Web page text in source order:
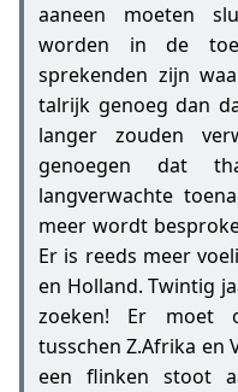
aaneen moeten
worden in de
sprekenden zijn
talrijk genoeg dan
langer zouden
genoegen dat
langverwachte
meer wordt
Er is reeds meer
en Holland. Twintig
zoeken! Er moet
tusschen Z.Afrika en
een flinken stoot